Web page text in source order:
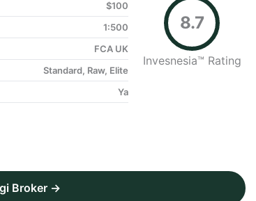
$100
1:500
FCA UK
Standard, Raw, Elite
Ya
8.7
Invesnesia™ Rating
Broker →